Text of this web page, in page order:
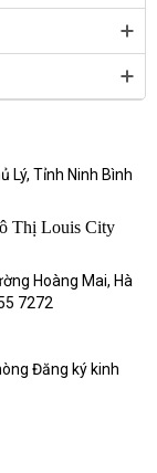
Lý, Tỉnh Ninh Bình
Thị Louis City
Hoàng Mai, Hà
7272
Đăng ký kinh